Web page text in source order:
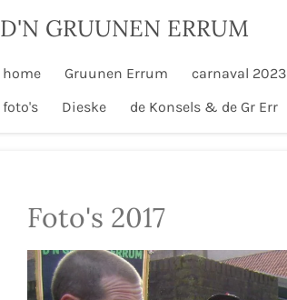
D'N GRUUNEN ERRUM
home Gruunen Errum carnaval 2023
foto's
Dieske de Konsels & de Gr Err
Foto's 2017